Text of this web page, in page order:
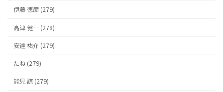
伊藤 徳彦 (279)
高津 健一 (278)
安達 祐介 (279)
たね (279)
能見 諒 (279)